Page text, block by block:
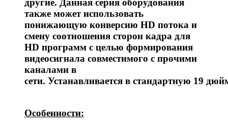
другие. Данная серия оборудования
также может использовать
понижающую конверсию HD потока и
смену соотношения сторон кадра для
HD программ с целью формирования
видеосигнала совместимого с прочими
каналами в
сети. Устанавливается в стандартную 19
Особенности: